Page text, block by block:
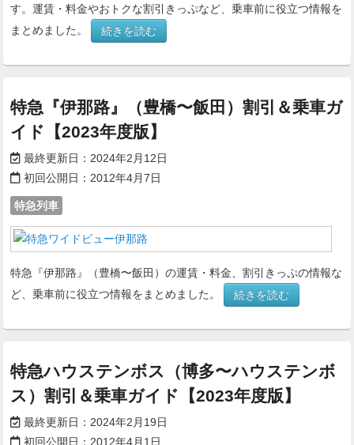
す。運賃・料金やおトクな割引きっぷなど、乗車前に役立つ情報を
まとめました。
続きを読む
特急『伊那路』（豊橋〜飯田）割引＆乗車ガ
イド【2023年度版】
最終更新日： 2024年2月12日
初回公開日： 2012年4月7日
特急列車
特急『伊那路』（豊橋〜飯田）の運賃・料金、割引きっぷの情報な
ど、乗車前に役立つ情報をまとめました。
続きを読む
特急ハウステンボス（博多〜ハウステンボ
ス）割引＆乗車ガイド【2023年度版】
最終更新日：2024年2月19日
初回公開日：2012年4月1日